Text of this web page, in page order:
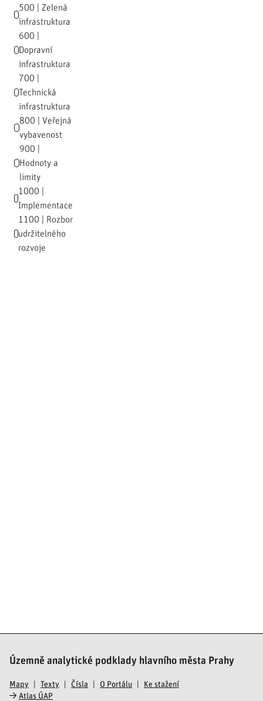
500 | Zelená
infrastruktura
600 |
Dopravní
infrastruktura
700 |
Technická
infrastruktura
800 | Veřejná
vybavenost
900 |
Hodnoty a
limity
1000 |
Implementace
1100 | Rozbor
udržitelného
rozvoje
Územně analytické podklady hlavního města Prahy
Mapy Texty Čísla O Portálu
Ke stažení
Atlas ÚAP